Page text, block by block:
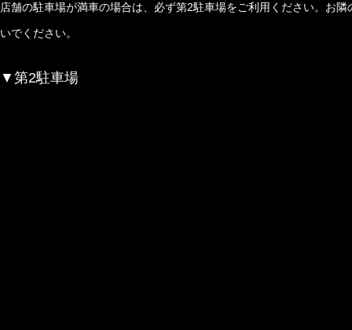
店舗の駐車場が満車の場合は、必ず第2駐車場をご利用ください。お
いでください。
▼第2駐車場